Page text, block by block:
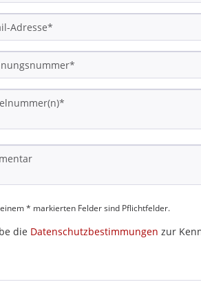
* markierten Felder sind Pflichtfelder.
die Datenschutzbestimmungen zur